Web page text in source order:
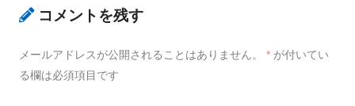
コメントを残す
メールアドレスが公開されることはありません。 * が付いてい
る欄は必須項目です